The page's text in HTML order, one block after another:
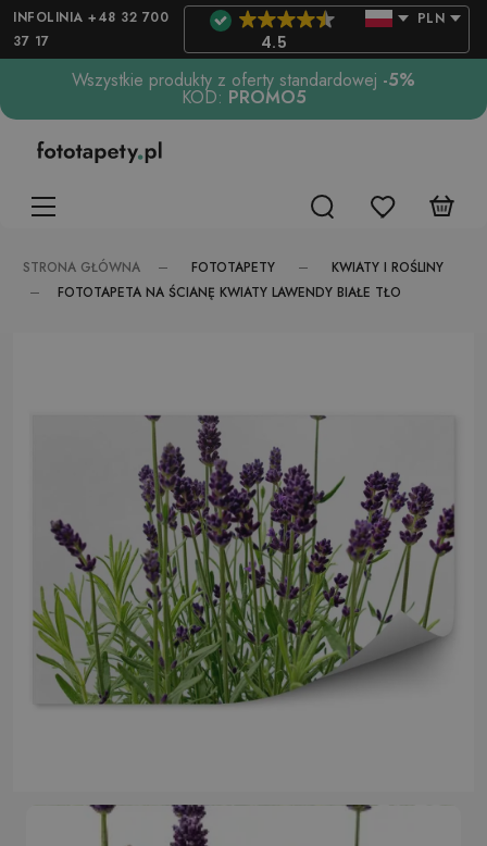
INFOLINIA +48 32 700
37 17
4.5
PLN
Wszystkie produkty z oferty standardowej -5%
KOD: PROMO5
STRONA GŁÓWNA FOTOTAPETY
KWIATY I ROŚLINY
FOTOTAPETA NA ŚCIANĘ KWIATY LAWENDY BIAŁE TŁO